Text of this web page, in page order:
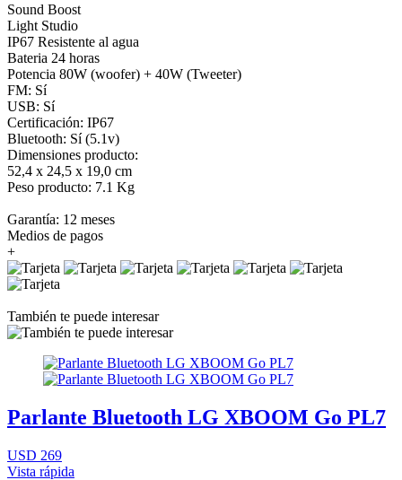
Sound Boost
Light Studio
IP67 Resistente al agua
Bateria 24 horas
Potencia 80W (woofer) + 40W (Tweeter)
FM: Sí
USB: Sí
Certificación: IP67
Bluetooth: Sí (5.1v)
Dimensiones producto:
52,4 x 24,5 x 19,0 cm
Peso producto: 7.1 Kg
Garantía: 12 meses
Medios de pagos
+
También te puede interesar
Parlante Bluetooth LG XBOOM Go PL7
USD 269
Vista rápida